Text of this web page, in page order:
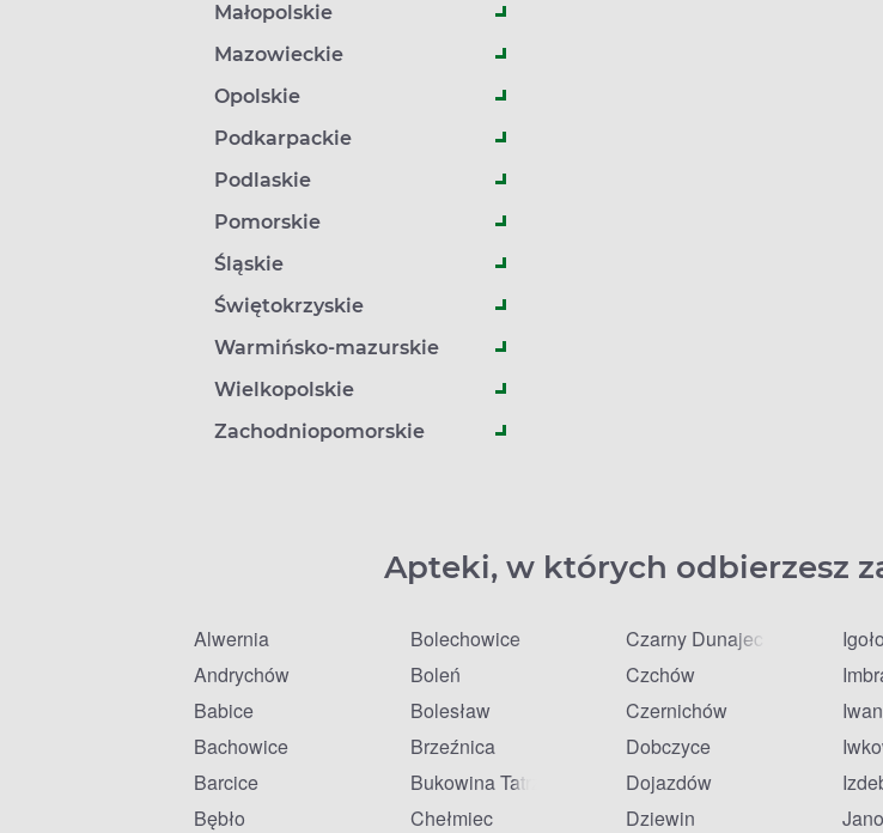
Małopolskie
Mazowieckie
Opolskie
Podkarpackie
Podlaskie
Pomorskie
Śląskie
Świętokrzyskie
Warmińsko-mazurskie
Wielkopolskie
Zachodniopomorskie
Apteki, w których odbierzesz
Alwernia
Andrychów
Babice
Bachowice
Barcice
Bębło
Bolechowice
Boleń
Bolesław
Brzeźnica
Bukowina Tatrzańska
Chełmiec
Czarny Dunajec
Czchów
Czernichów
Dobczyce
Dojazdów
Dziewin